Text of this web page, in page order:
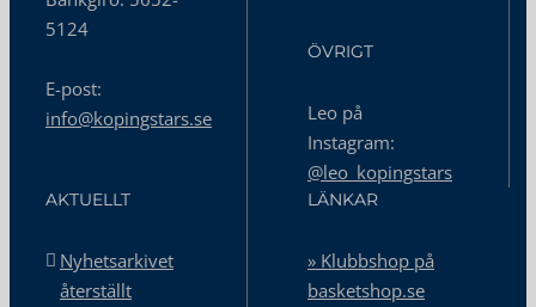
5124
E-post:
info@kopingstars.se
ÖVRIGT
Leo på
Instagram:
@leo_kopingstars
AKTUELLT
Nyhetsarkivet
återställt
LÄNKAR
» Klubbshop på
basketshop.se